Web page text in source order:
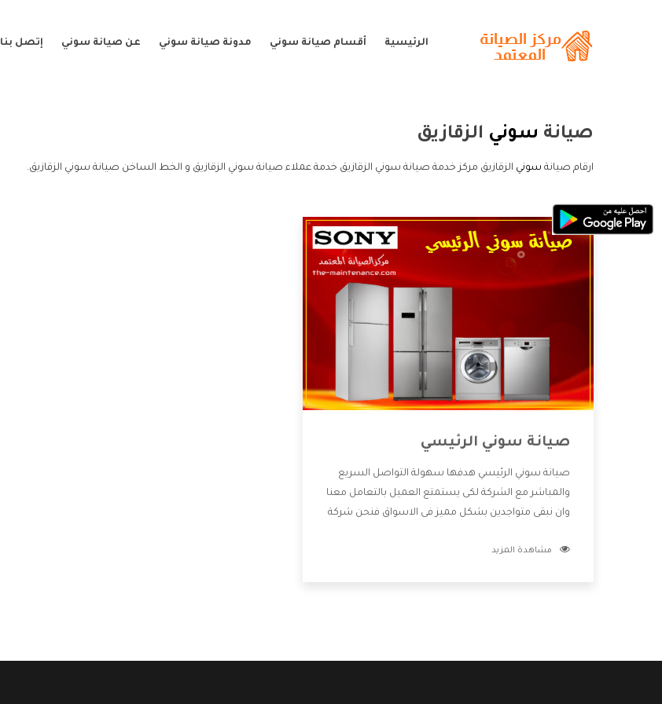
الرئيسية أقسام صيانة سوني مدونة صيانة سوني عن صيانة سوني إتصل بنا
صيانة سوني الزقازيق
ارقام صيانة سوني الزقازيق مركز خدمة صيانة سوني الزقازيق خدمة عملاء صيانة سوني الزقازيق و الخط الساخن صيانة سوني الزقازيق.
صيانة سوني الرئيسي
صيانة سوني الرئيسي هدفها سهولة التواصل السريع
والمباشر مع الشركة لكى يستمتع العميل بالتعامل معنا
وان نبقى متواجدين بشكل مميز فى الاسواق فنحن شركة
بالخدمات التى تنفرد الشركة بها والتى تكون منها خدمة
مشاهدة المزيد